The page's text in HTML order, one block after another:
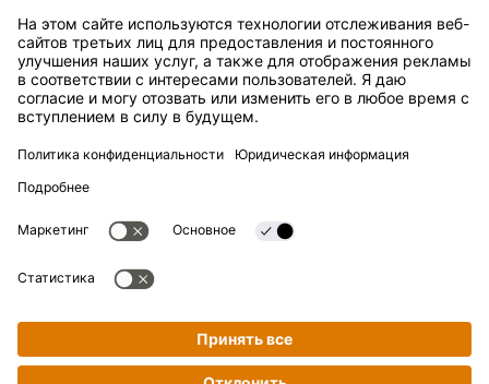
СЛУЖБА ПОДДЕРЖКИ
Ответы на вопросы
Контакты
Kikkoman — зарегистрированная торговая марка Kikkoman
© Kikkoman Trading Europe GmbH 2023 – 2026
Теодорштрассе 180, 40472 Дюссельдорф, Германия
Номер в коммерческом реестре: HRB 35856 (в Окружном
Настройки конфиденциальности
Официальное уведомление
Конфиденциальность